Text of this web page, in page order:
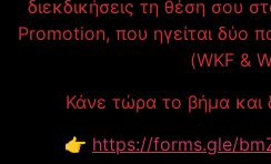
διεκδικήσεις τη θέση σου
Promotion, που ηγείται δύο
(WKF &
Κάνε τώρα το βήμα
👉 https://forms.gle/